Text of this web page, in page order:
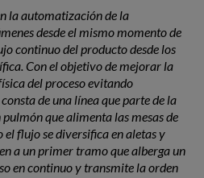
la automatización de la
desde el mismo momento de
continuo del producto desde los
Con el objetivo de mejorar la
del proceso evitando
de una línea que parte de la
que alimenta las mesas de
el flujo se diversifica en aletas y
a un primer tramo que alberga un
en continuo y transmite la orden